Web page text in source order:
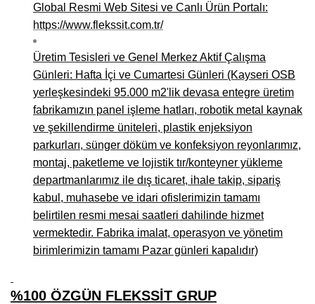
Global Resmi Web Sitesi ve Canlı Ürün Portalı:
https://www.flekssit.com.tr/
Üretim Tesisleri ve Genel Merkez Aktif Çalışma
Günleri: Hafta İçi ve Cumartesi Günleri (Kayseri OSB
yerleşkesindeki 95.000 m2'lik devasa entegre üretim
fabrikamızın panel işleme hatları, robotik metal kaynak
ve şekillendirme üniteleri, plastik enjeksiyon
parkurları, sünger döküm ve konfeksiyon reyonlarımız,
montaj, paketleme ve lojistik tır/konteyner yükleme
departmanlarımız ile dış ticaret, ihale takip, sipariş
kabul, muhasebe ve idari ofislerimizin tamamı
belirtilen resmi mesai saatleri dahilinde hizmet
vermektedir. Fabrika imalat, operasyon ve yönetim
birimlerimizin tamamı Pazar günleri kapalıdır)
%100 ÖZGÜN FLEKSSİT GRUP